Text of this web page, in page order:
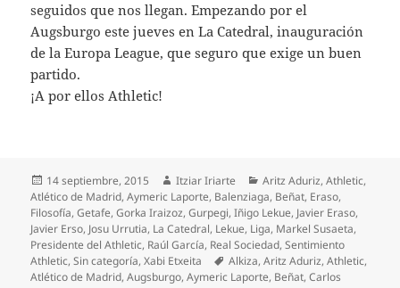
seguidos que nos llegan. Empezando por el
Augsburgo este jueves en La Catedral, inauguración
de la Europa League, que seguro que exige un buen
partido.
¡A por ellos Athletic!
Publicado
el
14 septiembre, 2015 Autor
Itziar Iriarte Categorías
Aritz Aduriz,Athletic,
Atlético de Madrid,Aymeric Laporte, Balenziaga, Beñat, Eraso,
Filosofía,Getafe,Gorka Iraizoz,Gurpegi,Iñigo Lekue, Javier Eraso,
Javier Erso, Josu Urrutia, La Catedral, Lekue, Liga, Markel Susaeta,
Presidente del Athletic, Raúl García, Real Sociedad,Sentimiento
Athletic,Sin categoría,Xabi Etxeita Etiquetas
Alkiza,Aritz Aduriz,Athletic,
Atlético de Madrid,Augsburgo,Aymeric Laporte, Beñat,Carlos